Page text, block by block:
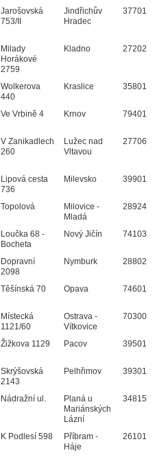
Jarošovská
753/II
Jindřichův
Hradec
37701
Milady
Horákové
2759
Kladno 27202
Wolkerova
440
Kraslice 35801
Ve Vrbině 4 Krnov 79401
V Zanikadlech
260
Lužec nad
Vltavou
27706
Lipová cesta
736
Milevsko 39901
Topolová
Milovice -
Mladá
28924
Loučka 68 -
Bocheta
Nový Jičín 74103
Dopravní
2098
Nymburk 28802
Těšínská 70 Opava 74601
Místecká
1121/60
Ostrava -
Vítkovice
70300
Žižkova 1129 Pacov 39501
Skrýšovská
2143
Pelhřimov 39301
Nádražní ul.
Planá u
Mariánských
Lázní
34815
K Podlesí 598
Příbram -
Háje
26101